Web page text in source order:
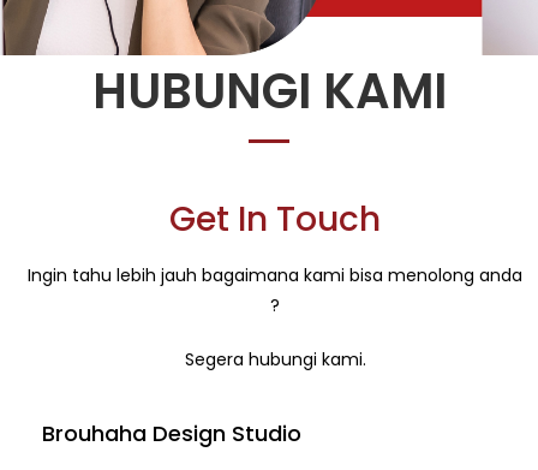
HUBUNGI KAMI
Get In Touch
Ingin tahu lebih jauh bagaimana kami bisa menolong anda
?
Segera hubungi kami.
Brouhaha Design Studio